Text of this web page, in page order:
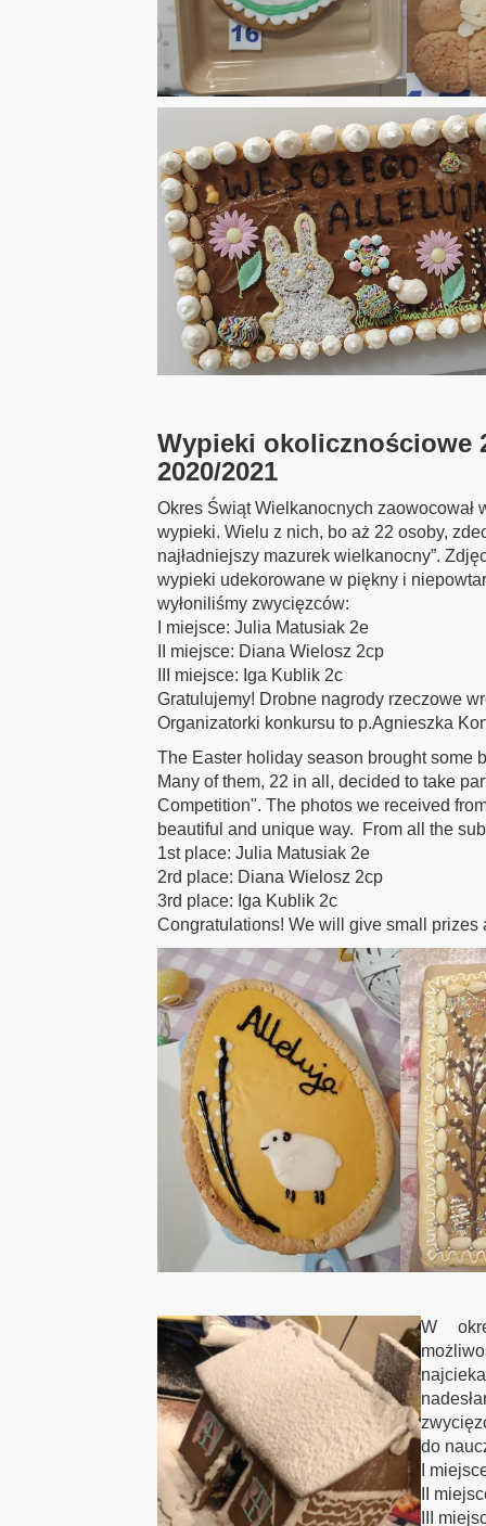
Wypieki okolicznościowe
2020/2021
Okres Świąt Wielkanocnych
wypieki. Wielu z nich, bo aż 22 osoby,
najładniejszy mazurek wielkanocny”.
wypieki udekorowane w piękny i
wyłoniliśmy zwycięzców:
I miejsce: Julia Matusiak 2e
II miejsce: Diana Wielosz 2cp
III miejsce: Iga Kublik 2c
Gratulujemy! Drobne nagrody rzeczowe
Organizatorki konkursu to p.Agnieszka
The Easter holiday season brought some
Many of them, 22 in all, decided to take
Competition". The photos we received
beautiful and unique way. From all the
1st place: Julia Matusiak 2e
2rd place: Diana Wielosz 2cp
3rd place: Iga Kublik 2c
Congratulations! We will give small prizes
W
do
I
II
III